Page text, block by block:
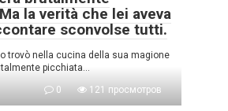
la verità che lei aveva
sconvolse tutti.
trovò nella cucina della sua magione
picchiata…
0 121 просмотров